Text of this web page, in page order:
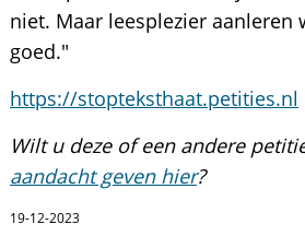
niet. Maar leesplezier aanleren
goed."
https://stopteksthaat.petities.nl
Wilt u deze of een andere
aandacht geven hier?
19-12-2023